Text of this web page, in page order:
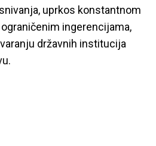
uprkos konstantnom
ingerencijama,
državnih institucija